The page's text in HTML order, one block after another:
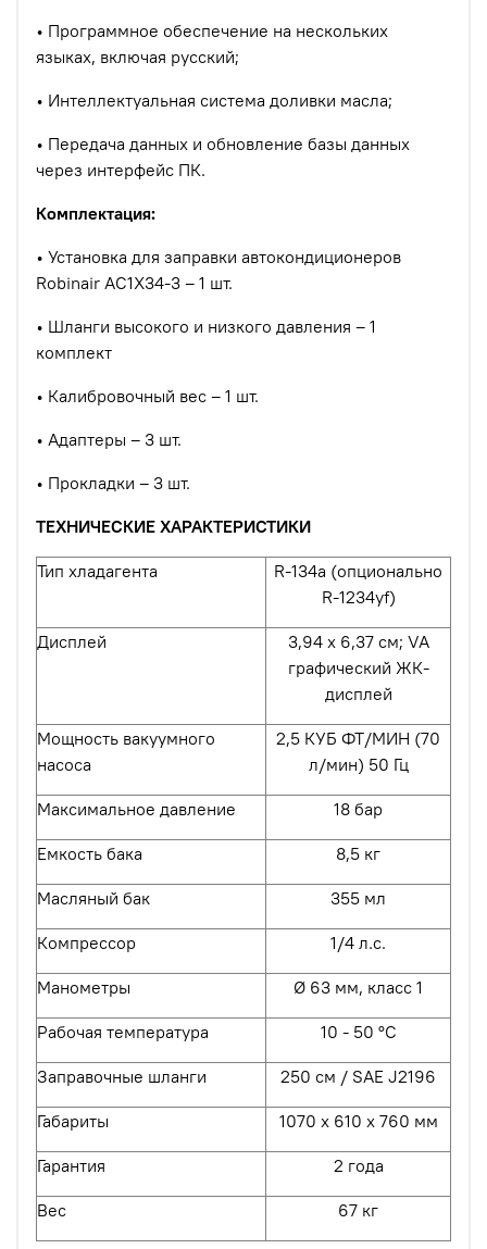
• Программное обеспечение на нескольких
языках, включая русский;
• Интеллектуальная система доливки масла;
• Передача данных и обновление базы данных
через интерфейс ПК.
Комплектация:
• Установка для заправки автокондиционеров
Robinair AC1X34-3 – 1 шт.
• Шланги высокого и низкого давления – 1
комплект
• Калибровочный вес – 1 шт.
• Адаптеры – 3 шт.
• Прокладки – 3 шт.
ТЕХНИЧЕСКИЕ ХАРАКТЕРИСТИКИ
Тип хладагента
R-134a (опционально
R-1234yf)
Дисплей
3,94 х 6,37 см; VA
графический ЖК-
дисплей
Мощность вакуумного
насоса
2,5 КУБ ФТ/МИН (70
л/мин) 50 Гц
Максимальное давление 18 бар
Емкость бака 8,5 кг
Масляный бак 355 мл
Компрессор 1/4 л.с.
Манометры Ø 63 мм, класс 1
Рабочая температура 10 - 50 °C
Заправочные шланги 250 см / SAE J2196
Габариты 1070 x 610 x 760 мм
Гарантия 2 года
Вес 67 кг